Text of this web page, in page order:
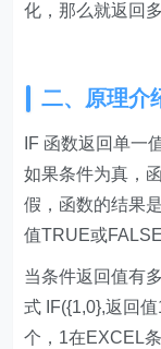
化，那么就返回
二、原理介
IF 函数返回单一
如果条件为真，
假，函数的结果
值TRUE或
当条件返回值有
式 IF({1,0},返回
个，1在EXCEL